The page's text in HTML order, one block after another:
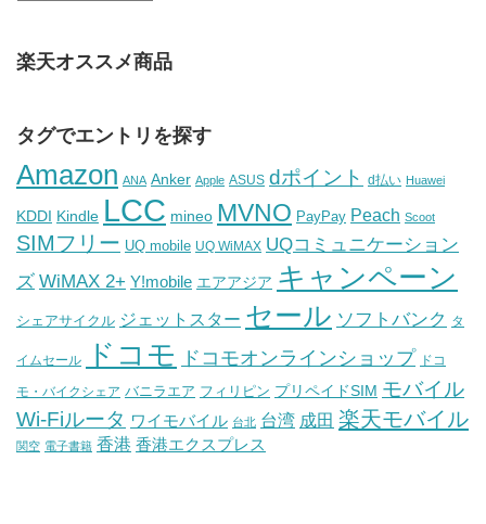
楽天オススメ商品
タグでエントリを探す
Amazon ANA Anker Apple ASUS dポイント d払い Huawei
KDDI Kindle LCC mineo MVNO PayPay Peach Scoot
SIMフリー UQ mobile UQ WiMAX UQコミュニケーション
ズ WiMAX 2+ Y!mobile エアアジア キャンペーン
シェアサイクル ジェットスター セール ソフトバンク タ
イムセール ドコモ ドコモオンラインショップ ドコ
モ・バイクシェア バニラエア フィリピン プリペイドSIM モバイル
Wi-Fiルータ ワイモバイル 台北 台湾 成田 楽天モバイル
関空 電子書籍 香港 香港エクスプレス